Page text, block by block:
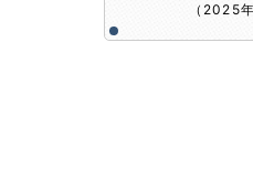
（2025